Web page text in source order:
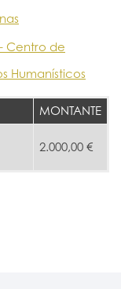
Centro de
Humanísticos
MONTANTE
2.000,00 €